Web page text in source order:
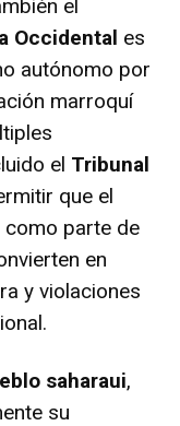
el
Occidental es
autónomo por
marroquí
el Tribunal
que el
como parte de
en
y violaciones
saharaui,
su